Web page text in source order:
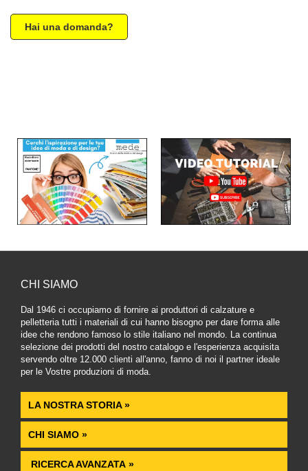
Hai una domanda?
CHI SIAMO
Dal 1946 ci occupiamo di fornire ai produttori di calzature e
pelletteria tutti i materiali di cui hanno bisogno per dare forma alle
idee che rendono famoso lo stile italiano nel mondo. La continua
selezione dei prodotti del nostro catalogo e l'esperienza acquisita
servendo oltre 12.000 clienti all'anno, fanno di noi il partner ideale
per le Vostre produzioni di moda.
LA NOSTRA STORIA »
CHI SIAMO »
RICERCA AVANZATA »